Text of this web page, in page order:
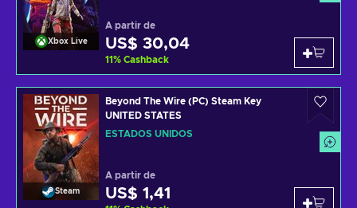
Xbox Live
A partir de
US$ 30,04
11% Cashback
Steam
Beyond The Wire (PC) Steam Key
UNITED STATES
ESTADOS UNIDOS
A partir de
US$ 1,41